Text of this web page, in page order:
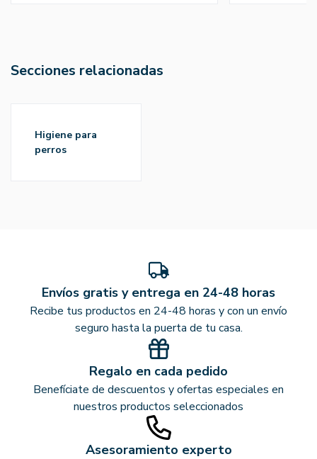
Secciones relacionadas
higiene para
perros
Envíos gratis y entrega en 24-48 horas
Recibe tus productos en 24-48 horas y con un envío
seguro hasta la puerta de tu casa.
Regalo en cada pedido
Benefíciate de descuentos y ofertas especiales en
nuestros productos seleccionados
Asesoramiento experto